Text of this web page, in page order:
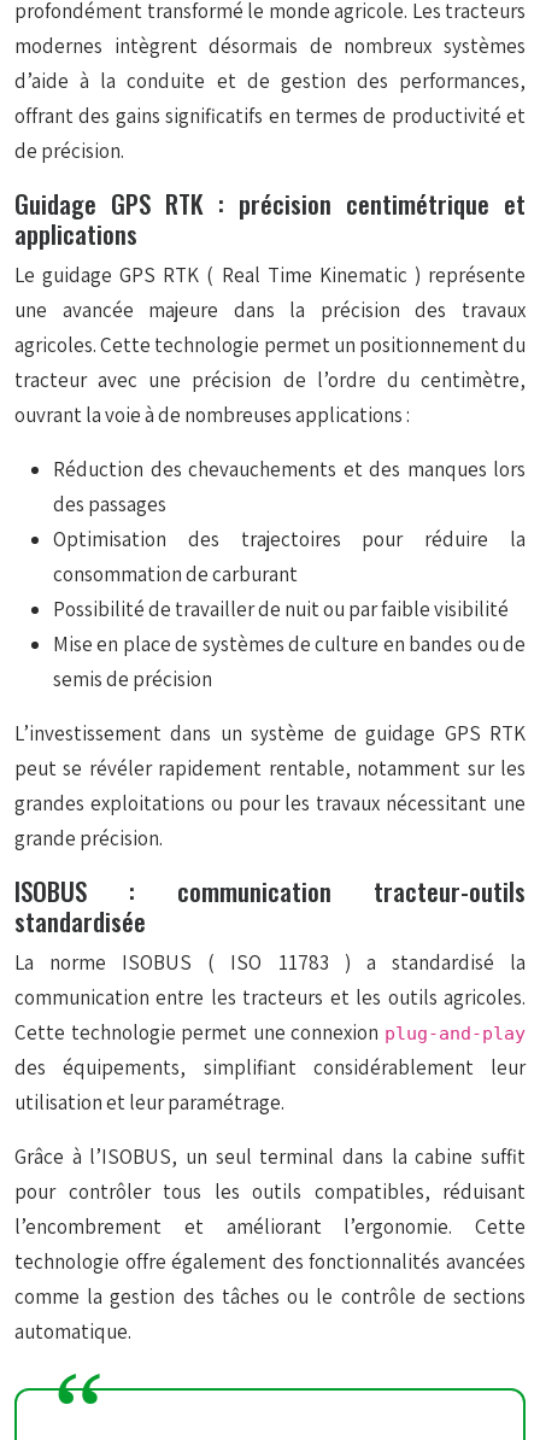
profondément transformé le monde agricole. Les tracteurs
modernes intègrent désormais de nombreux systèmes
d’aide à la conduite et de gestion des performances,
offrant des gains significatifs en termes de productivité et
de précision.
Guidage GPS RTK : précision centimétrique et
applications
Le guidage GPS RTK ( Real Time Kinematic ) représente
une avancée majeure dans la précision des travaux
agricoles. Cette technologie permet un positionnement du
tracteur avec une précision de l’ordre du centimètre,
ouvrant la voie à de nombreuses applications :
Réduction des chevauchements et des manques lors
des passages
Optimisation des trajectoires pour réduire la
consommation de carburant
Possibilité de travailler de nuit ou par faible visibilité
Mise en place de systèmes de culture en bandes ou de
semis de précision
L’investissement dans un système de guidage GPS RTK
peut se révéler rapidement rentable, notamment sur les
grandes exploitations ou pour les travaux nécessitant une
grande précision.
ISOBUS : communication tracteur-outils
standardisée
La norme ISOBUS ( ISO 11783 ) a standardisé la
communication entre les tracteurs et les outils agricoles.
Cette technologie permet une connexion plug-and-play
des équipements, simplifiant considérablement leur
utilisation et leur paramétrage.
Grâce à l’ISOBUS, un seul terminal dans la cabine suffit
pour contrôler tous les outils compatibles, réduisant
l’encombrement et améliorant l’ergonomie. Cette
technologie offre également des fonctionnalités avancées
comme la gestion des tâches ou le contrôle de sections
automatique.